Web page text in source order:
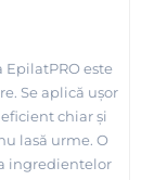
EpilatPRO este
Se aplică ușor
chiar și
lasă urme. O
ingredientelor